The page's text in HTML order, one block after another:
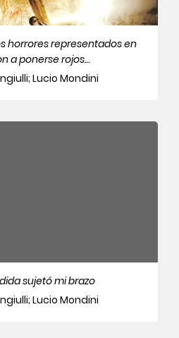
horrores representados en
a ponerse rojos…
Lucio Mondini
sujetó mi brazo
Lucio Mondini